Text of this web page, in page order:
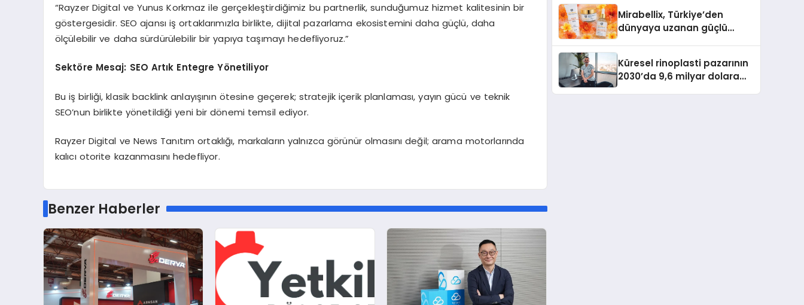
“Rayzer Digital ve Yunus Korkmaz ile gerçekleştirdiğimiz bu partnerlik, sunduğumuz hizmet kalitesinin bir
göstergesidir. SEO ajansı iş ortaklarımızla birlikte, dijital pazarlama ekosistemini daha güçlü, daha
ölçülebilir ve daha sürdürülebilir bir yapıya taşımayı hedefliyoruz.”
Sektöre Mesaj: SEO Artık Entegre Yönetiliyor
Bu iş birliği, klasik backlink anlayışının ötesine geçerek; stratejik içerik planlaması, yayın gücü ve teknik
SEO’nun birlikte yönetildiği yeni bir dönemi temsil ediyor.
Rayzer Digital ve News Tanıtım ortaklığı, markaların yalnızca görünür olmasını değil; arama motorlarında
kalıcı otorite kazanmasını hedefliyor.
Benzer Haberler
Mirabellix, Türkiye’den
dünyaya uzanan güçlü
Küresel rinoplasti pazarının
2030’da 9,6 milyar dolara